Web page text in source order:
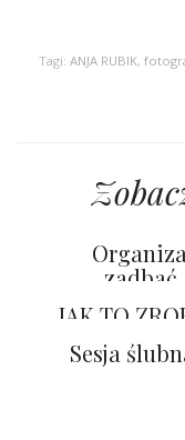
Tagi: ANJA RUBIK,
JAK TO
Sesja